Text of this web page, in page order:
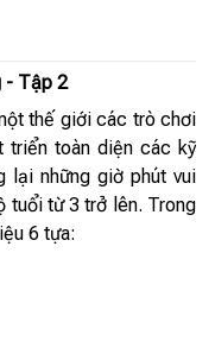
- Tập 2
thế giới các trò chơi
triển toàn diện các kỹ
lại những giờ phút vui
tuổi từ 3 trở lên. Trong
6 tựa: